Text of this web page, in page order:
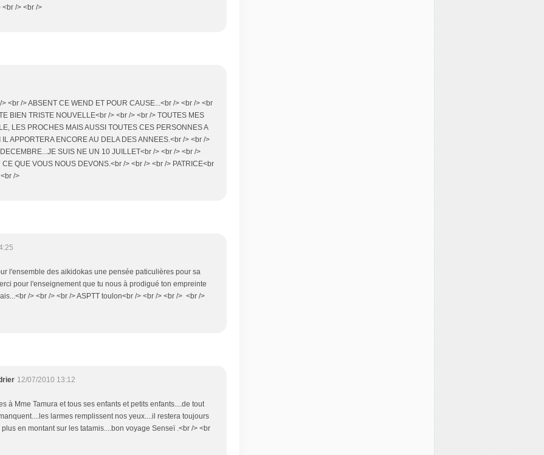
/> <br />
<br /> ABSENT CE WEND ET POUR CAUSE...<br /> <br /> <br
BIEN TRISTE NOUVELLE<br /> <br /> <br /> TOUTES MES
LES PROCHES MAIS AUSSI TOUTES CES PERSONNES A
IL APPORTERA ENCORE AU DELA DES ANNEES.<br /> <br />
SUIS NE UN 10 JUILLET<br /> <br /> <br />
QUE VOUS NOUS DEVONS.<br /> <br /> <br /> PATRICE<br
/>
l'ensemble des aikidokas une pensée paticulières pour sa
pour l'enseignement que tu nous à prodigué ton empreinte
/> <br /> <br /> ASPTT toulon<br /> <br /> <br /> <br />
12/07/2010 13:12
à Mme Tamura et tous ses enfants et petits enfants....de tout
larmes remplissent nos yeux....il restera toujours
en montant sur les tatamis....bon voyage Senseï .<br /> <br